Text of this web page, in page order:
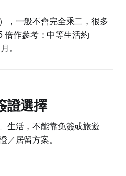
，一般不會完全乘二，很多
倍作參考：中等生活約
。
證選擇
生活，不能靠免簽或旅遊
／居留方案。